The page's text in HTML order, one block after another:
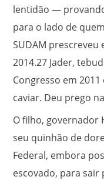
lentidão —
para o lado de
SUDAM
2014.27 Jader,
Congresso em
caviar. Deu prego
O filho, governador
seu quinhão de
Federal, embora
escovado, para